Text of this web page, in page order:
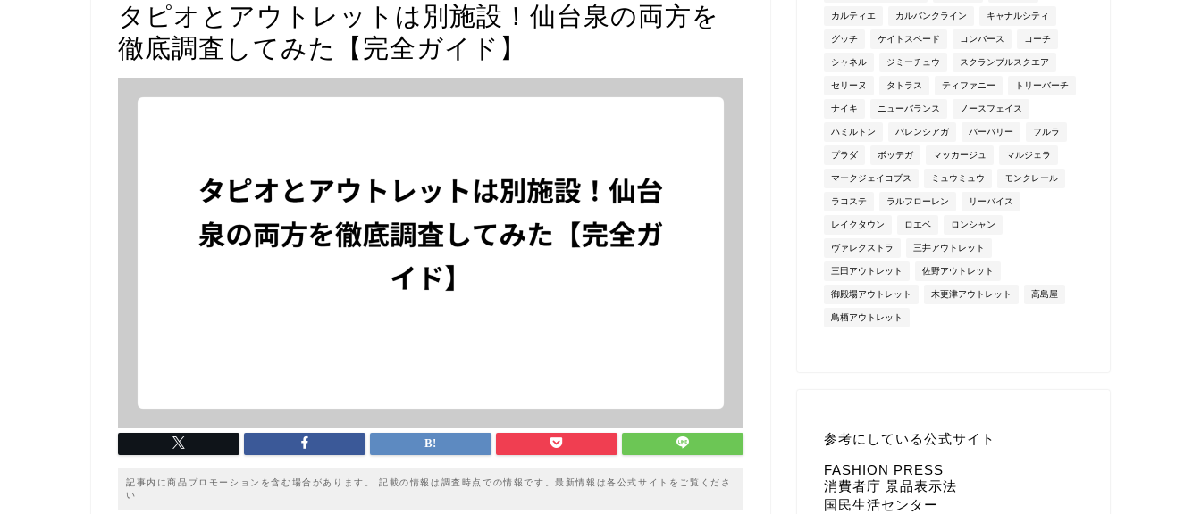
タピオとアウトレットは別施設！仙台泉の両方を
徹底調査してみた【完全ガイド】
記事内に商品プロモーションを含む場合があります。 記載の情報は調査時点での情報です。最新情報は各公式サイトをご覧くださ
い
カルティエ カルバンクライン キャナルシティ
グッチ ケイトスペード コンバース コーチ
シャネル ジミーチュウ スクランブルスクエア
セリーヌ タトラス ティファニー トリーバーチ
ナイキ ニューバランス ノースフェイス
ハミルトン バレンシアガ バーバリー フルラ
プラダ ボッテガ マッカージュ マルジェラ
マークジェイコブス ミュウミュウ モンクレール
ラコステ ラルフローレン リーバイス
レイクタウン ロエベ ロンシャン
ヴァレクストラ 三井アウトレット
三田アウトレット 佐野アウトレット
御殿場アウトレット 木更津アウトレット 高島屋
鳥栖アウトレット
参考にしている公式サイト
FASHION PRESS
消費者庁 景品表示法
国民生活センター